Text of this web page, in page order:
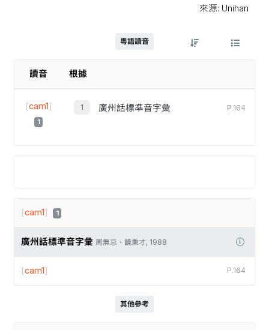
來源: Unihan
粵語讀音
讀音 根據
[cam1]
1
廣州話標準音字彙 P.164
[cam1] 1
廣州話標準音字彙 周無忌、饒秉才, 1988
P.164
[cam1]
其他參考